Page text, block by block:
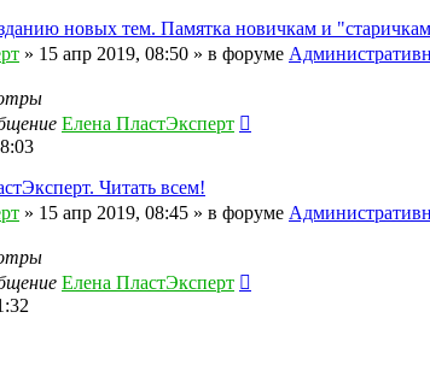
новых тем. Памятка новичкам и
» 15 апр 2019, 08:50 » в форуме
Елена ПластЭксперт
Читать всем!
» 15 апр 2019, 08:45 » в форуме
Елена ПластЭксперт